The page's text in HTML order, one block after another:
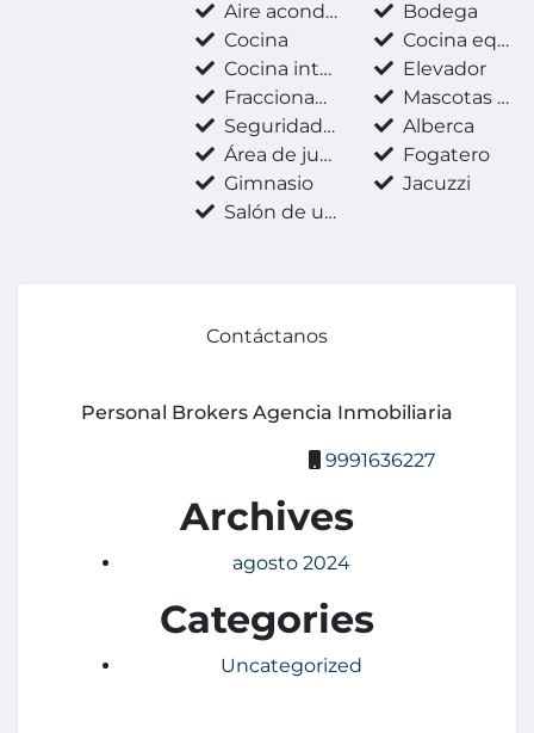
Aire acondicionado
Bodega
Cocina
Cocina equipada
Cocina integral
Elevador
Fraccionamiento privado
Mascotas permitidas
Seguridad 24 horas
Alberca
Área de juegos infantiles
Fogatero
Gimnasio
Jacuzzi
Salón de usos múltiples
Contáctanos
Personal Brokers Agencia Inmobiliaria
9991636227
Archives
agosto 2024
Categories
Uncategorized